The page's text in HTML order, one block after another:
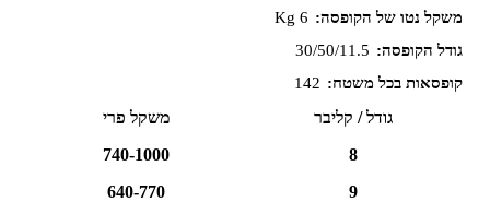
משקל נטו של הקופסה: 6 Kg
גודל הקופסה: 30/50/11.5
קופסאות בכל משטח: 142
גודל / קליבר
משקל פרי
8
740-1000
9
640-770